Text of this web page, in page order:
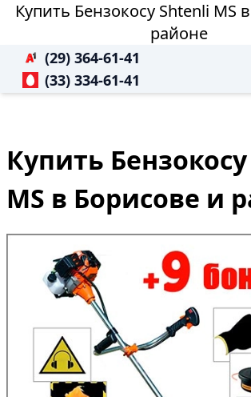
Купить Бензокосу Shtenli MS
районе
(29) 364-61-41
(33) 334-61-41
Купить
MS в Борисове и